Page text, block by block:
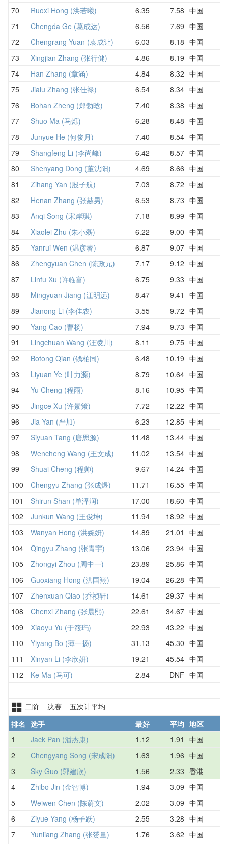
70 Ruoxi Hong (洪若曦) 6.35 7.58 中国
71 Chengda Ge (葛成达) 6.56 7.69 中国
72 Chengrang Yuan (袁成让) 6.03 8.18 中国
73 Xingjian Zhang (张行健) 4.86 8.19 中国
74 Han Zhang (章涵) 4.84 8.32 中国
75 Jialu Zhang (张佳禄) 6.54 8.34 中国
76 Bohan Zheng (郑勃晗) 7.40 8.38 中国
77 Shuo Ma (马烁) 6.28 8.48 中国
78 Junyue He (何俊月) 7.40 8.54 中国
79 Shangfeng Li (李尚峰) 6.42 8.57 中国
80 Shenyang Dong (董沈阳) 4.69 8.66 中国
81 Zihang Yan (殷子航) 7.03 8.72 中国
82 Henan Zhang (张赫男) 6.53 8.73 中国
83 Anqi Song (宋岸琪) 7.18 8.99 中国
84 Xiaolei Zhu (朱小磊) 6.22 9.00 中国
85 Yanrui Wen (温彦睿) 6.87 9.07 中国
86 Zhengyuan Chen (陈政元) 7.17 9.12 中国
87 Linfu Xu (许临富) 6.75 9.33 中国
88 Mingyuan Jiang (江明远) 8.47 9.41 中国
89 Jianong Li (李佳农) 3.55 9.72 中国
90 Yang Cao (曹杨) 7.94 9.73 中国
91 Lingchuan Wang (汪凌川) 8.11 9.75 中国
92 Botong Qian (钱柏同) 6.48 10.19 中国
93 Liyuan Ye (叶力源) 8.79 10.64 中国
94 Yu Cheng (程雨) 8.16 10.95 中国
95 Jingce Xu (许景策) 7.72 12.22 中国
96 Jia Yan (严加) 6.23 12.85 中国
97 Siyuan Tang (唐思源) 11.48 13.44 中国
98 Wencheng Wang (王文成) 11.02 13.54 中国
99 Shuai Cheng (程帅) 9.67 14.24 中国
100 Chengyu Zhang (张成煜) 11.71 16.55 中国
101 Shirun Shan (单泽润) 17.00 18.60 中国
102 Junkun Wang (王俊坤) 11.94 18.92 中国
103 Wanyan Hong (洪婉妍) 14.89 21.01 中国
104 Qingyu Zhang (张青宇) 13.06 23.94 中国
105 Zhongyi Zhou (周中一) 23.89 25.86 中国
106 Guoxiang Hong (洪国翔) 19.04 26.28 中国
107 Zhenxuan Qiao (乔祯轩) 14.61 29.37 中国
108 Chenxi Zhang (张晨熙) 22.61 34.67 中国
109 Xiaoyu Yu (于筱玙) 22.93 43.22 中国
110 Yiyang Bo (薄一扬) 31.13 45.30 中国
111 Xinyan Li (李欣妍) 19.21 45.54 中国
112 Ke Ma (马可) 2.84 DNF 中国
二阶 决赛 五次计平均
排名 选手 最好 平均 地区
1
Jack Pan (潘杰康) 1.12 1.91 中国
2 Chengyang Song (宋成阳) 1.63 1.96 中国
3 Sky Guo (郭建欣) 1.56 2.33 香港
4 Zhibo Jin (金智博) 1.94 3.09 中国
5 Weiwen Chen (陈蔚文) 2.02 3.09 中国
6 Ziyue Yang (杨子跃) 2.55 3.28 中国
7 Yunliang Zhang (张赟量) 1.76 3.62 中国